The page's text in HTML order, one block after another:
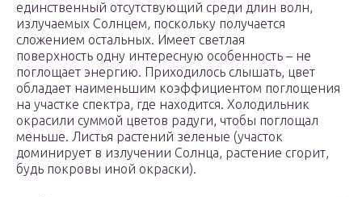
единственный отсутствующий среди длин волн,
излучаемых Солнцем, поскольку получается
сложением остальных. Имеет светлая
поверхность одну интересную особенность – не
поглощает энергию. Приходилось слышать, цвет
обладает наименьшим коэффициентом поглощения
на участке спектра, где находится. Холодильник
окрасили суммой цветов радуги, чтобы поглощал
меньше. Листья растений зеленые (участок
доминирует в излучении Солнца, растение сгорит,
будь покровы иной окраски).